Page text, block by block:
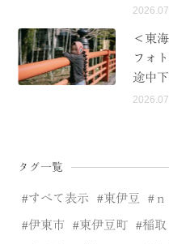
＜東
フォ
途中
タグ一覧
すべて表示 東伊豆 ｎ
伊東市 東伊豆町 稲取